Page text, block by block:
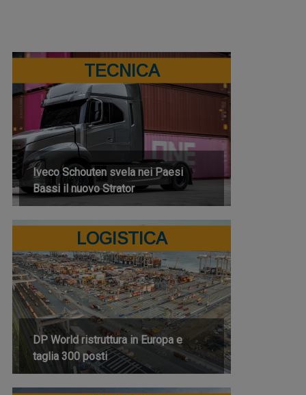
TECNICA
Iveco Schouten svela nei Paesi
Bassi il nuovo Strator
LOGISTICA
DP World ristruttura in Europa e
taglia 300 posti